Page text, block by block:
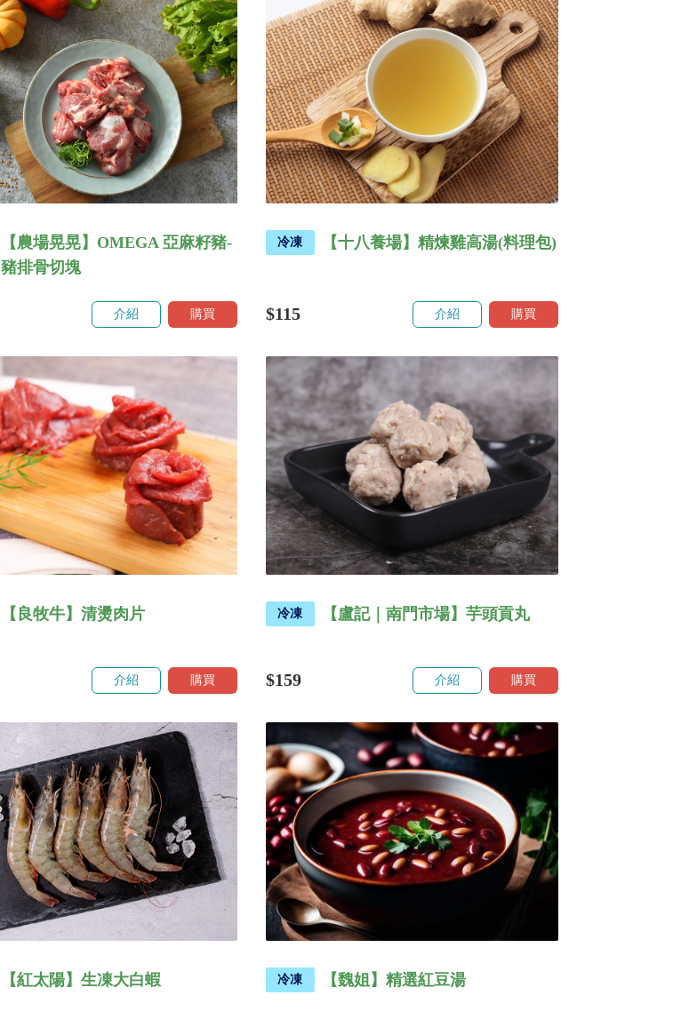
【農場晃晃】OMEGA 亞麻籽豬-
豬排骨切塊
介紹 購買
冷凍 【十八養場】精煉雞高湯(料理包)
$115 介紹 購買
【良牧牛】清燙肉片
介紹 購買
冷凍 【盧記｜南門市場】芋頭貢丸
$159 介紹 購買
【紅太陽】生凍大白蝦 冷凍 【魏姐】精選紅豆湯